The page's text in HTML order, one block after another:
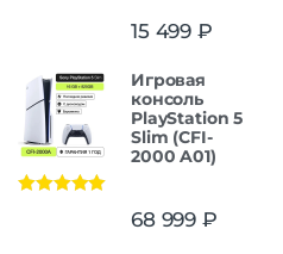
15 499 ₽
Игровая
консоль
PlayStation 5
Slim (CFI-
2000 A01)
68 999 ₽